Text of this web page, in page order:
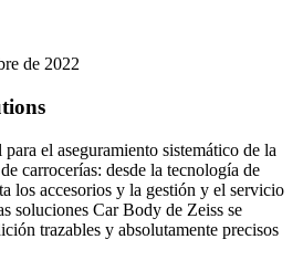
de 2022
el aseguramiento sistemático de la
carrocerías: desde la tecnología de
los accesorios y la gestión y el servicio
soluciones Car Body de Zeiss se
trazables y absolutamente precisos